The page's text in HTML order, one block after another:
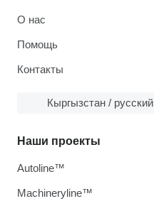
О нас
Помощь
Контакты
Кыргызстан / русский
Наши проекты
Autoline™
Machineryline™